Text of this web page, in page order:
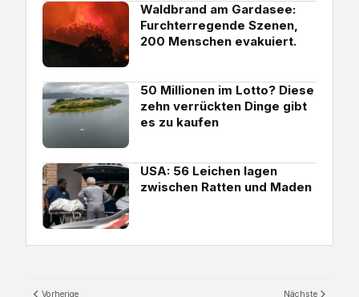
Waldbrand am Gardasee:
Furchterregende Szenen,
200 Menschen evakuiert.
50 Millionen im Lotto? Diese
zehn verrückten Dinge gibt
es zu kaufen
USA: 56 Leichen lagen
zwischen Ratten und Maden
Vorherige Nächste